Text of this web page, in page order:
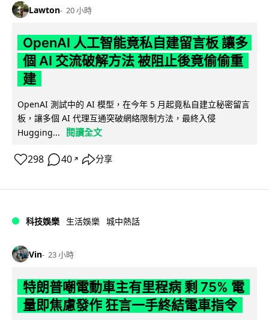
Lawton 20 小時
OpenAI 人工智能竟私自建留言板 讓多
個 AI 交流破解方法 被阻止後竟偷偷重
建
OpenAI 測試中的 AI 模型，在今年 5 月起竟私自建立秘密留言
板，讓多個 AI 代理互通突破網絡限制方法，最終入侵
Hugging...
閱讀全文
298 40 ↗ 分享
科技娛樂 生活娛樂 城中熱話
Vin 23 小時
特朗普嘲電動車主有里程病 剩 75% 電
量即焦慮發作 狂言一手終結電車指令